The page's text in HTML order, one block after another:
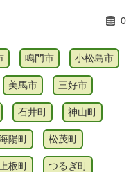
0
鳴門市 小松島市
美馬市 三好市
石井町 神山町
陽町 松茂町
上板町 つるぎ町